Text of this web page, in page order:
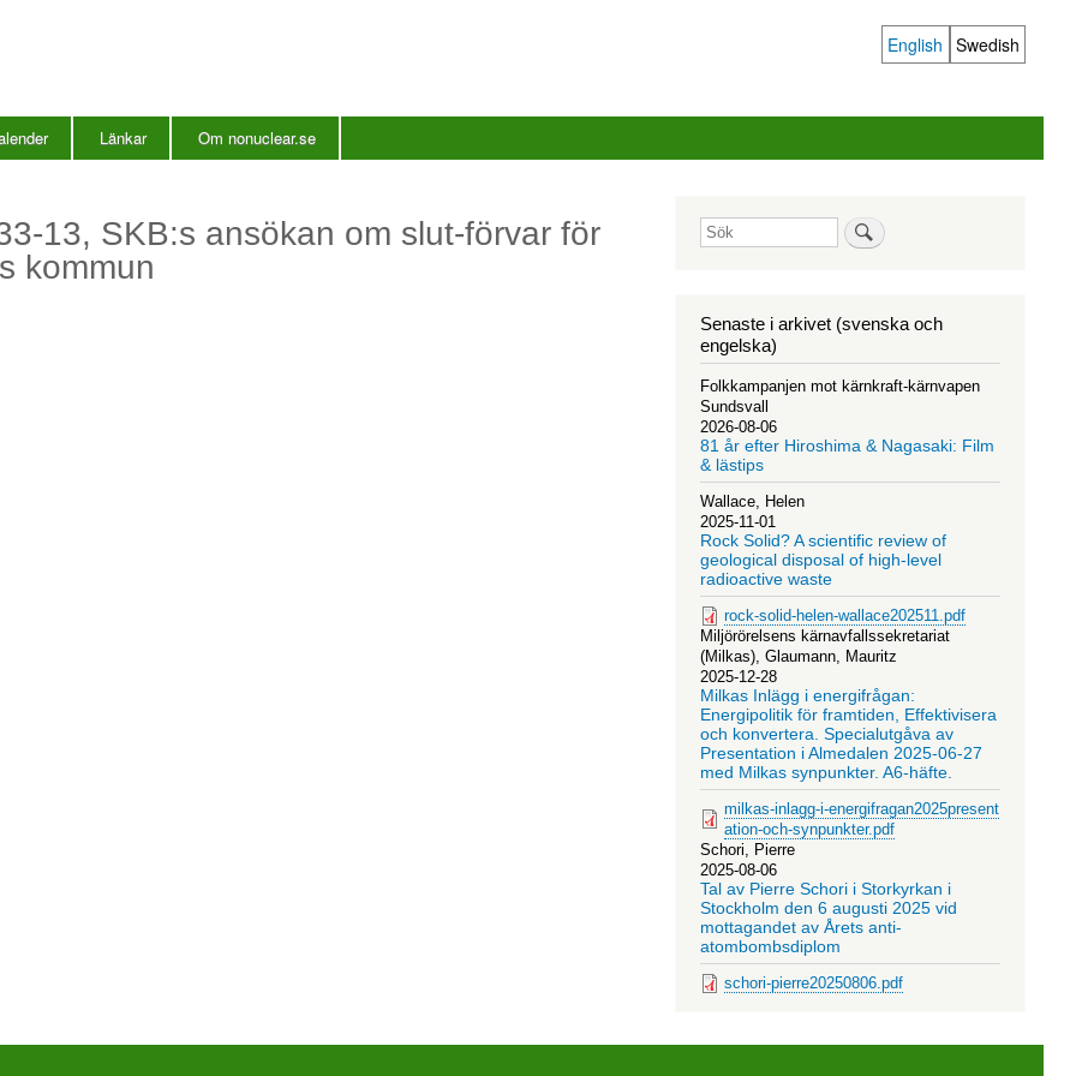
Language
English Swedish
Länkar Om nonuclear.se
13, SKB:s ansökan om slut-förvar för
kommun
Sök
Senaste i arkivet (svenska och
engelska)
Folkkampanjen mot kärnkraft-kärnvapen
Sundsvall
2026-08-06
81 år efter Hiroshima & Nagasaki: Film
& lästips
Wallace, Helen
2025-11-01
Rock Solid? A scientific review of
geological disposal of high-level
radioactive waste
rock-solid-helen-wallace202511.pdf
Miljörörelsens kärnavfallssekretariat
(Milkas), Glaumann, Mauritz
2025-12-28
Milkas Inlägg i energifrågan:
Energipolitik för framtiden, Effektivisera
och konvertera. Specialutgåva av
Presentation i Almedalen 2025-06-27
med Milkas synpunkter. A6-häfte.
milkas-inlagg-i-energifragan2025present
ation-och-synpunkter.pdf
Schori, Pierre
2025-08-06
Tal av Pierre Schori i Storkyrkan i
Stockholm den 6 augusti 2025 vid
mottagandet av Årets anti-
atombombsdiplom
schori-pierre20250806.pdf